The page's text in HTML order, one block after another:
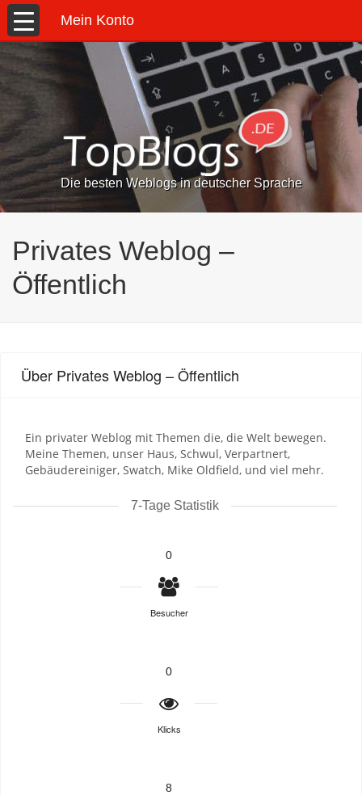
Mein Konto
Die besten Weblogs in deutscher Sprache
Privates Weblog –
Öffentlich
Über Privates Weblog – Öffentlich
Ein privater Weblog mit Themen die, die Welt bewegen.
Meine Themen, unser Haus, Schwul, Verpartnert,
Gebäudereiniger, Swatch, Mike Oldfield, und viel mehr.
7-Tage Statistik
0
Besucher
0
Klicks
8